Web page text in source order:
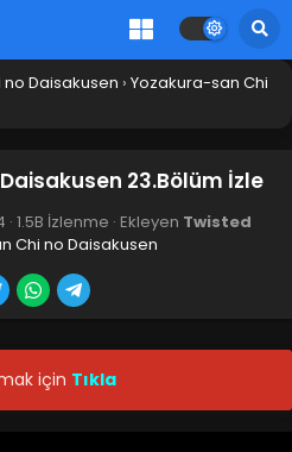
Daisakusen › Yozakura-san Chi
23.Bölüm İzle
· 1.5B İzlenme · Ekleyen Twisted
Chi no Daisakusen
için Tıkla